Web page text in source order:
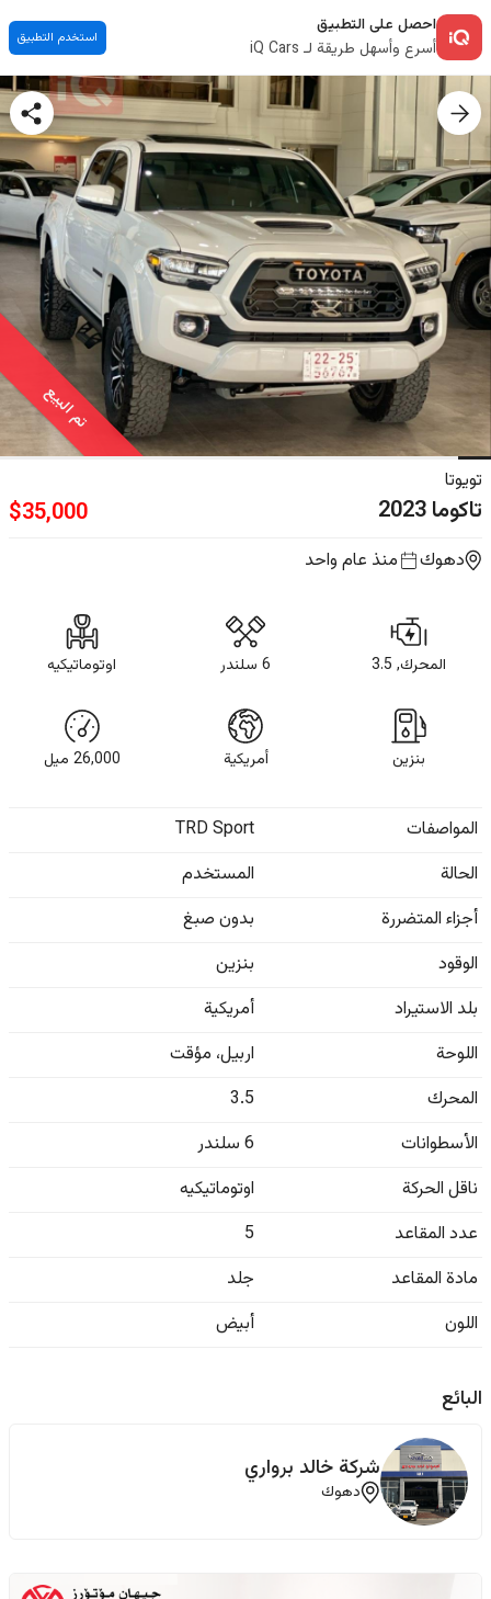
احصل على التطبيق
أسرع وأسهل طريقة لـ iQ Cars
استخدم التطبيق
تم البيع
تويوتا
تاكوما2023
$35,000
دهوك منذ عام واحد
المحرك, 3.5 6 سلندر اوتوماتيكيه
بنزين أمريكية 26,000 ميل
المواصفات
TRD Sport
الحالة
المستخدم
أجزاء المتضررة
بدون صبغ
الوقود
بنزين
بلد الاستيراد
أمريكية
اللوحة
اربيل، مؤقت
المحرك
3.5
الأسطوانات
6 سلندر
ناقل الحركة
اوتوماتيكيه
عدد المقاعد
5
مادة المقاعد
جلد
اللون
أبيض
البائع
شركة خالد برواري
دهوك